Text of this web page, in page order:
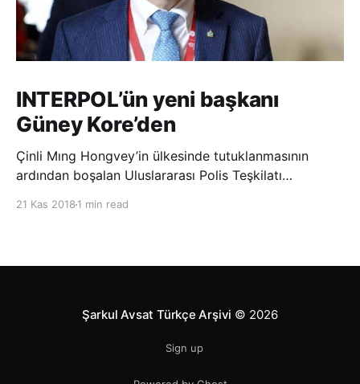
INTERPOL’ün yeni başkanı
Güney Kore’den
Çinli Mıng Hongvey’in ülkesinde tutuklanmasının
ardından boşalan Uluslararası Polis Teşkilatı
21 Kas 2018 1 min read
Şarkul Avsat Türkçe Arşivi © 2026
Sign up